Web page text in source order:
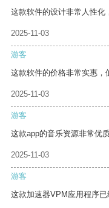
这款软件的设计非常人性化
2025-11-03
游客
这款软件的价格非常实惠，
2025-11-03
游客
这款app的音乐资源非常优
2025-11-03
游客
这款加速器VPM应用程序已